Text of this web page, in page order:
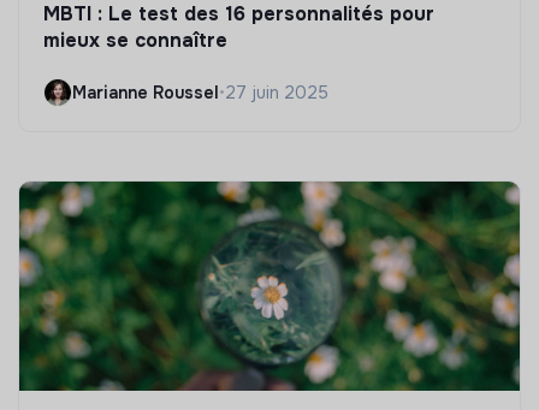
MBTI : Le test des 16 personnalités pour
mieux se connaître
Marianne Roussel•27 juin 2025